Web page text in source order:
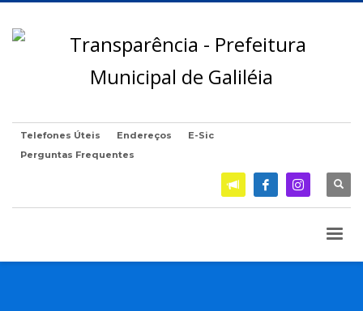
Telefones Úteis Endereços
E-Sic
Perguntas Frequentes